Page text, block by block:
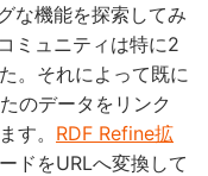
な機能を探索してみ
ミュニティは特に2
。それによって既に
のデータをリンク
す。 RDF Refine拡
ドをURLへ変換して